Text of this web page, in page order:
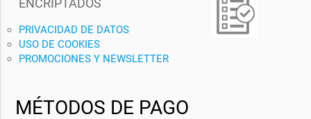
ENCRIPTADOS
PRIVACIDAD DE DATOS
USO DE COOKIES
PROMOCIONES Y NEWSLETTER
MÉTODOS DE PAGO